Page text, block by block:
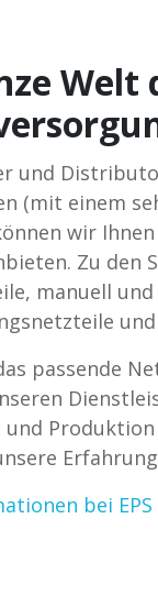
Welt
und
(mit einem
wir
Zu den
manuell
passende
und
bei